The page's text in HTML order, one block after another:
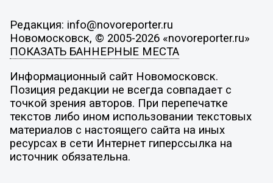
Редакция: info@novoreporter.ru
Новомосковск, © 2005-2026 «novoreporter.ru»
ПОКАЗАТЬ БАННЕРНЫЕ МЕСТА
Информационный сайт Новомосковск.
Позиция редакции не всегда совпадает с
точкой зрения авторов. При перепечатке
текстов либо ином использовании текстовых
материалов с настоящего сайта на иных
ресурсах в сети Интернет гиперссылка на
источник обязательна.